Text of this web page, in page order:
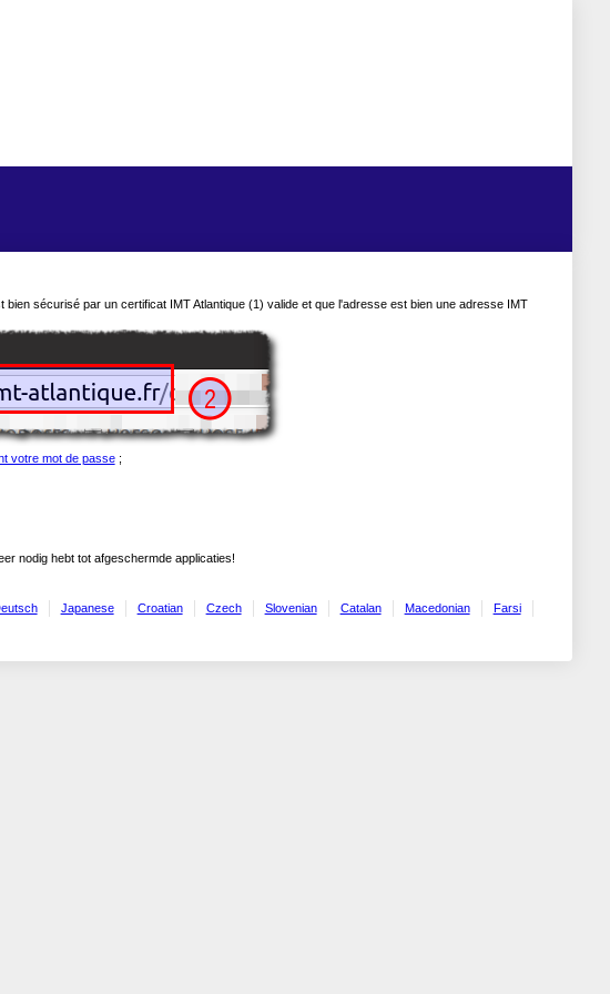
bien sécurisé par un certificat IMT Atlantique (1) valide et que l'adresse est bien une adresse IMT
votre mot de passe;
nodig hebt tot afgeschermde applicaties!
Japanese Croatian Czech Slovenian Catalan Macedonian
Farsi